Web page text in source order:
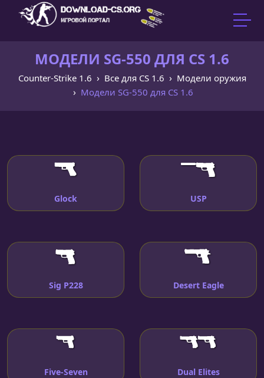
МОДЕЛИ SG-550 ДЛЯ CS 1.6
Counter-Strike 1.6 Все для CS 1.6
Модели оружия
Модели SG-550 для CS 1.6
Glock USP
Sig P228 Desert Eagle
Five-Seven Dual Elites